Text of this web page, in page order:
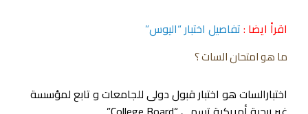
اقرأ ايضا :تفاصيل اختبار “اليوس”
ما هو امتحان السات ؟
اختبارالسات هو اختبار قبول دولى للجامعات و تابع لمؤسسة